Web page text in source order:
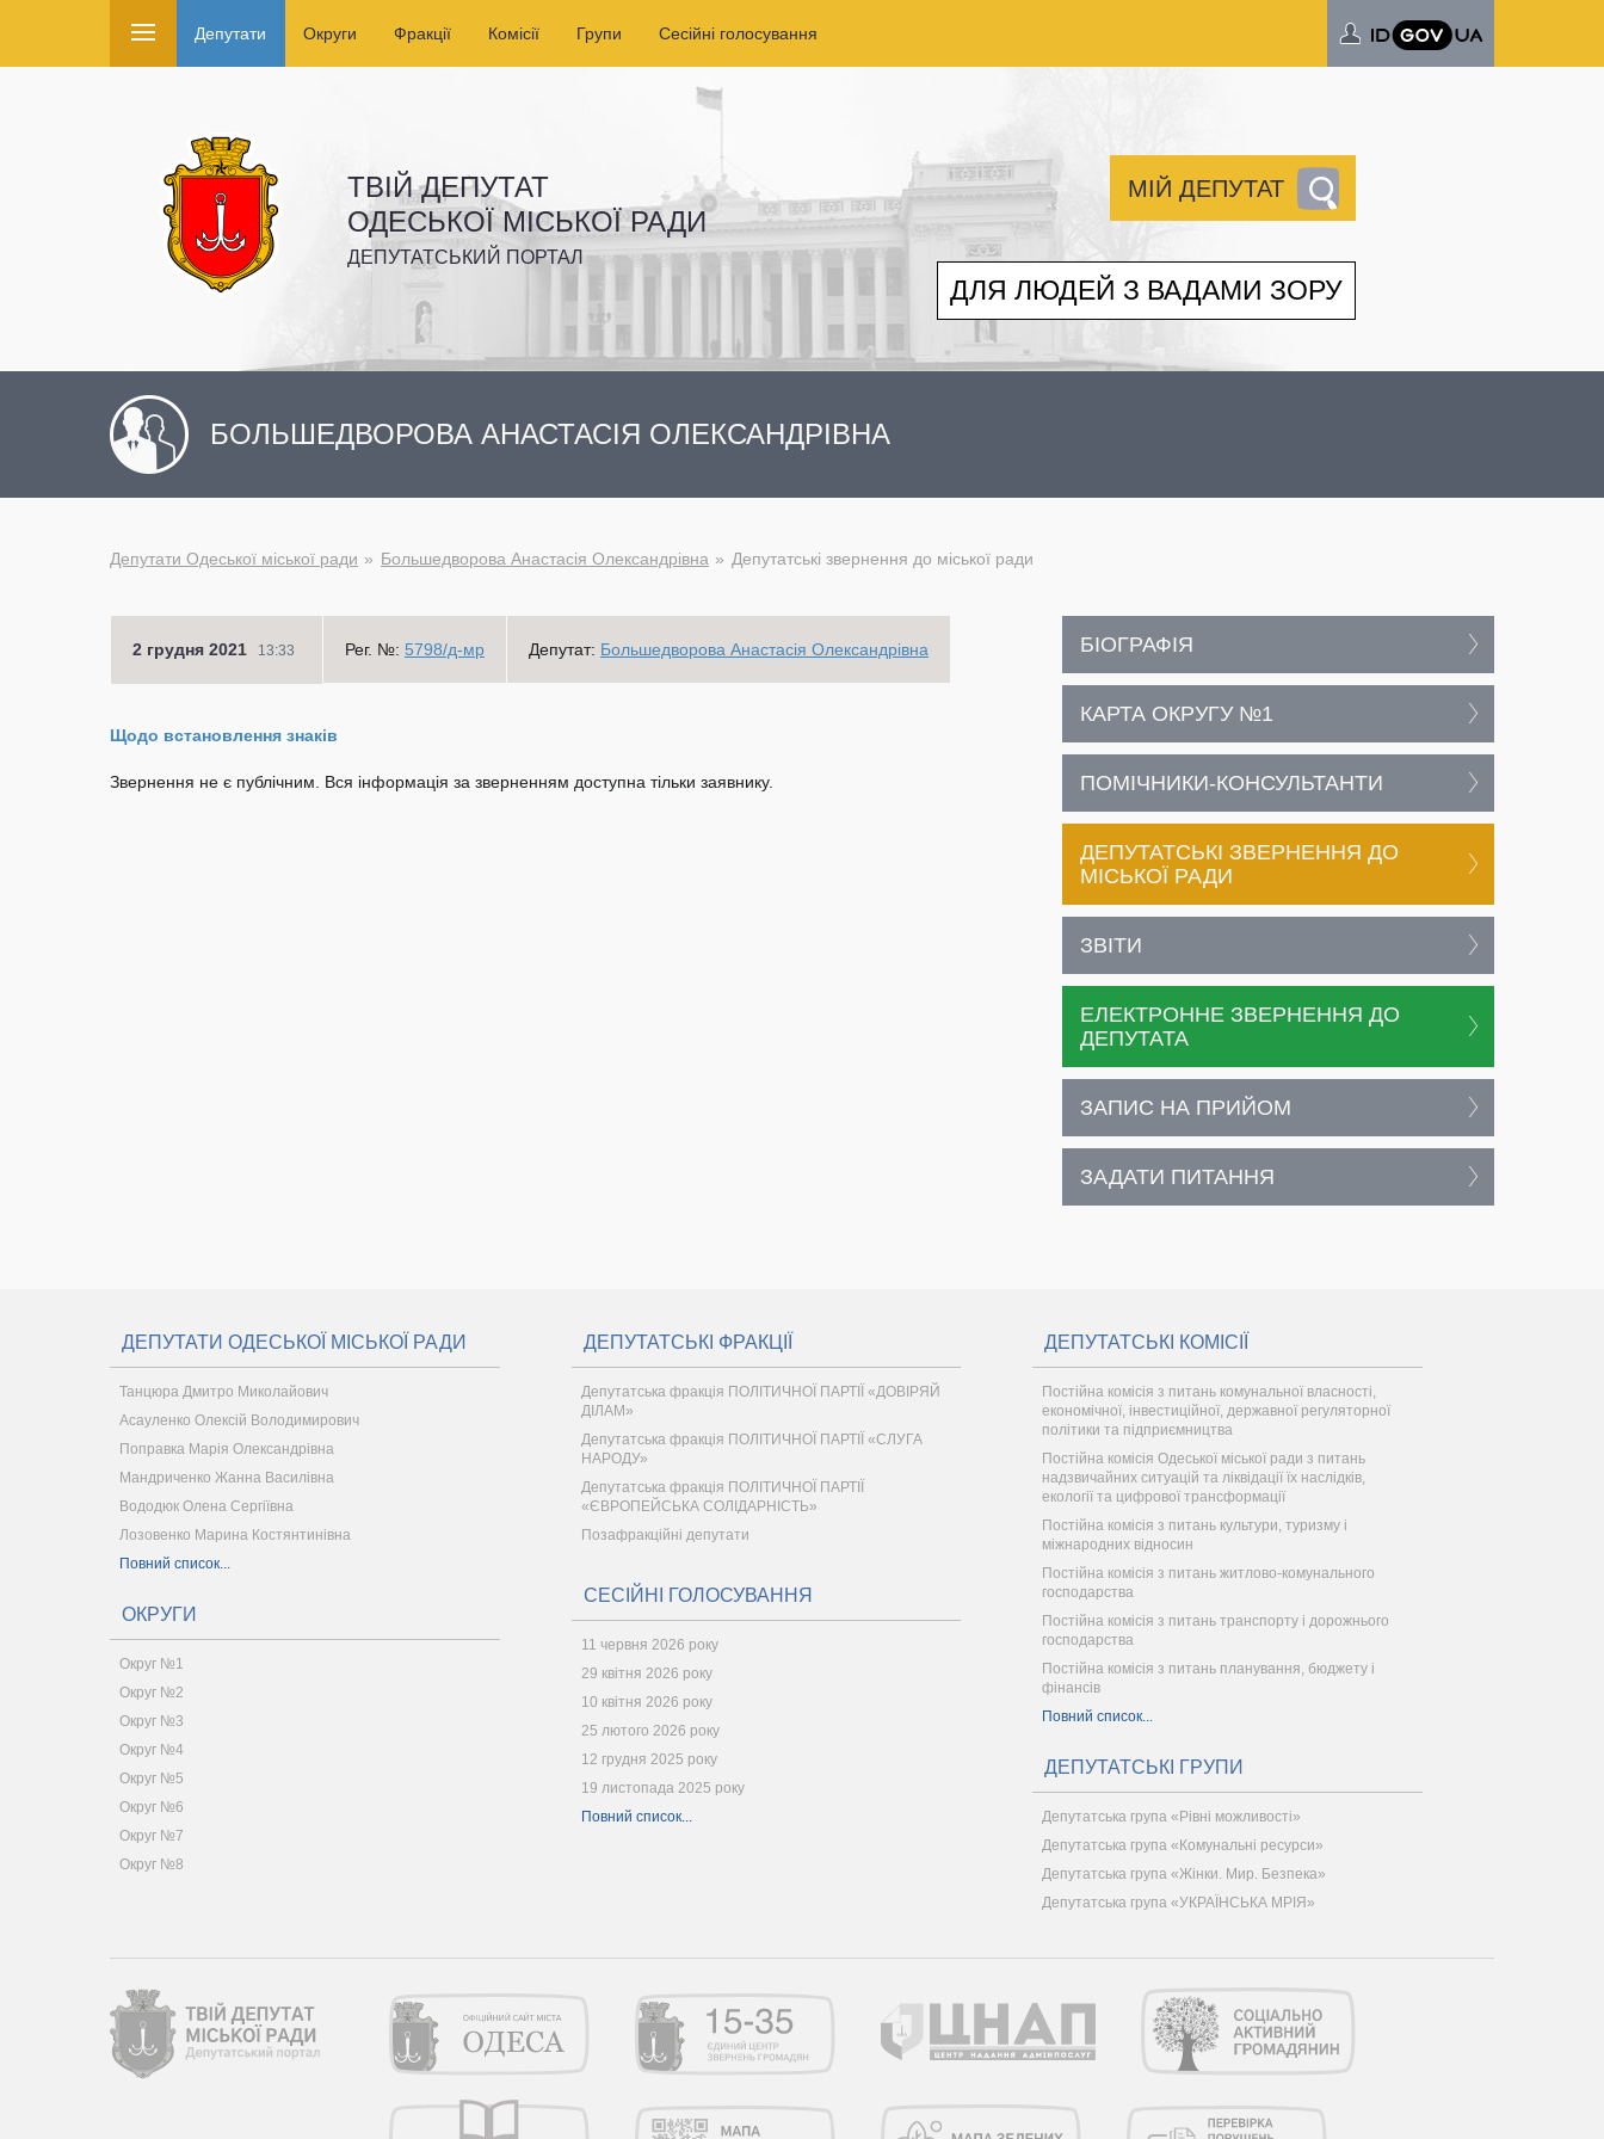
Депутати Округи Фракції Комісії Групи Сесійні голосування
ТВІЙ ДЕПУТАТ
ОДЕСЬКОЇ МІСЬКОЇ РАДИ
ДЕПУТАТСЬКИЙ ПОРТАЛ
МІЙ ДЕПУТАТ
ДЛЯ ЛЮДЕЙ З ВАДАМИ ЗОРУ
БОЛЬШЕДВОРОВА АНАСТАСІЯ ОЛЕКСАНДРІВНА
Депутати Одеської міської ради Большедворова Анастасія Олександрівна Депутатські звернення до міської ради
2 грудня 2021 13:33 Рег. №: 5798/д-мр Депутат: Большедворова Анастасія Олександрівна
Щодо встановлення знаків
Звернення не є публічним. Вся інформація за зверненням доступна тільки заявнику.
БІОГРАФІЯ
КАРТА ОКРУГУ №1
ПОМІЧНИКИ-КОНСУЛЬТАНТИ
ДЕПУТАТСЬКІ ЗВЕРНЕННЯ ДО
МІСЬКОЇ РАДИ
ЗВІТИ
ЕЛЕКТРОННЕ ЗВЕРНЕННЯ ДО
ДЕПУТАТА
ЗАПИС НА ПРИЙОМ
ЗАДАТИ ПИТАННЯ
ДЕПУТАТИ ОДЕСЬКОЇ МІСЬКОЇ РАДИ
Танцюра Дмитро Миколайович
Асауленко Олексій Володимирович
Поправка Марія Олександрівна
Мандриченко Жанна Василівна
Вододюк Олена Сергіївна
Лозовенко Марина Костянтинівна
Повний список...
ОКРУГИ
Округ №1
Округ №2
Округ №3
Округ №4
Округ №5
Округ №6
Округ №7
Округ №8
ДЕПУТАТСЬКІ ФРАКЦІЇ
Депутатська фракція ПОЛІТИЧНОЇ ПАРТІЇ «ДОВІРЯЙ
ДІЛАМ»
Депутатська фракція ПОЛІТИЧНОЇ ПАРТІЇ «СЛУГА
НАРОДУ»
Депутатська фракція ПОЛІТИЧНОЇ ПАРТІЇ
«ЄВРОПЕЙСЬКА СОЛІДАРНІСТЬ»
Позафракційні депутати
СЕСІЙНІ ГОЛОСУВАННЯ
11 червня 2026 року
29 квітня 2026 року
10 квітня 2026 року
25 лютого 2026 року
12 грудня 2025 року
19 листопада 2025 року
Повний список...
ДЕПУТАТСЬКІ КОМІСІЇ
Постійна комісія з питань комунальної власності,
економічної, інвестиційної, державної регуляторної
політики та підприємництва
Постійна комісія Одеської міської ради з питань
надзвичайних ситуацій та ліквідації їх наслідків,
екології та цифрової трансформації
Постійна комісія з питань культури, туризму і
міжнародних відносин
Постійна комісія з питань житлово-комунального
господарства
Постійна комісія з питань транспорту і дорожнього
господарства
Постійна комісія з питань планування, бюджету і
фінансів
Повний список...
ДЕПУТАТСЬКІ ГРУПИ
Депутатська група «Рівні можливості»
Депутатська група «Комунальні ресурси»
Депутатська група «Жінки. Мир. Безпека»
Депутатська група «УКРАЇНСЬКА МРІЯ»